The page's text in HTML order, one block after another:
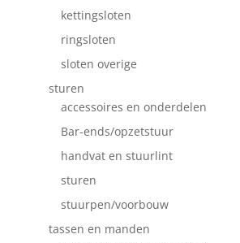
kettingsloten
ringsloten
sloten overige
sturen
accessoires en onderdelen
Bar-ends/opzetstuur
handvat en stuurlint
sturen
stuurpen/voorbouw
tassen en manden